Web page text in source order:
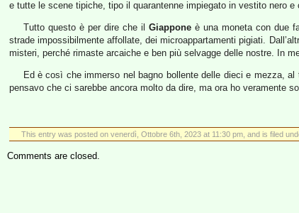
e tutte le scene tipiche, tipo il quarantenne impiegato in vestito nero
Tutto questo è per dire che il Giapponeè una moneta con due
strade impossibilmente affollate, dei microappartamenti pigiati.
misteri, perché rimaste arcaiche e ben più selvagge delle nostre. In
Ed è così che immerso nel bagno bollente delle dieci e mezza,
pensavo che ci sarebbe ancora molto da dire, ma ora ho veramente
This entry was posted on venerdì, Ottobre 6th, 2023 at 11:30 pm, and is filed
Comments are closed.